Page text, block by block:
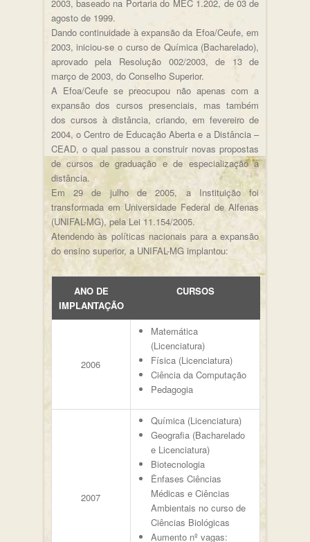
2003, baseado na Portaria do MEC 1.202, de 03 de
agosto de 1999.
Dando continuidade à expansão da Efoa/Ceufe, em
2003, iniciou-se o curso de Química (Bacharelado),
aprovado pela Resolução 002/2003, de 13 de
março de 2003, do Conselho Superior.
A Efoa/Ceufe se preocupou não apenas com a
expansão dos cursos presenciais, mas também
dos cursos à distância, criando, em fevereiro de
2004, o Centro de Educação Aberta e a Distância –
CEAD, o qual passou a construir novas propostas
de cursos de graduação e de especialização a
distância.
Em 29 de julho de 2005, a Instituição foi
transformada em Universidade Federal de Alfenas
(UNIFAL-MG), pela Lei 11.154/2005.
Atendendo às políticas nacionais para a expansão
do ensino superior, a UNIFAL-MG implantou:
ANO DE
IMPLANTAÇÃO
CURSOS
2006
Matemática
(Licenciatura)
Física (Licenciatura)
Ciência da Computação
Pedagogia
2007
Química (Licenciatura)
Geografia (Bacharelado
e Licenciatura)
Biotecnologia
Ênfases Ciências
Médicas e Ciências
Ambientais no curso de
Ciências Biológicas
Aumento nº vagas: